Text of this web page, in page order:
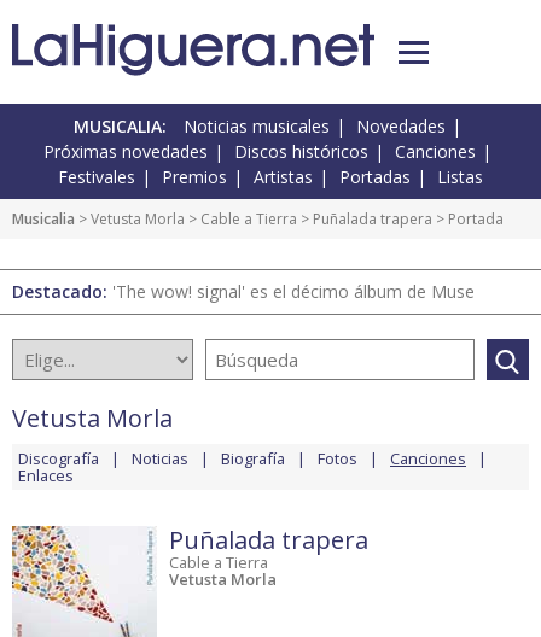
MUSICALIA: Noticias musicales
Novedades
Próximas novedades
Discos históricos
Canciones
Festivales
Premios Artistas Portadas Listas
Musicalia >Vetusta Morla > Cable a Tierra > Puñalada trapera > Portada
Destacado: 'The wow! signal' es el décimo álbum de Muse
Vetusta Morla
Discografía Noticias Biografía Fotos Canciones
Enlaces
Puñalada trapera
Cable a Tierra
Vetusta Morla